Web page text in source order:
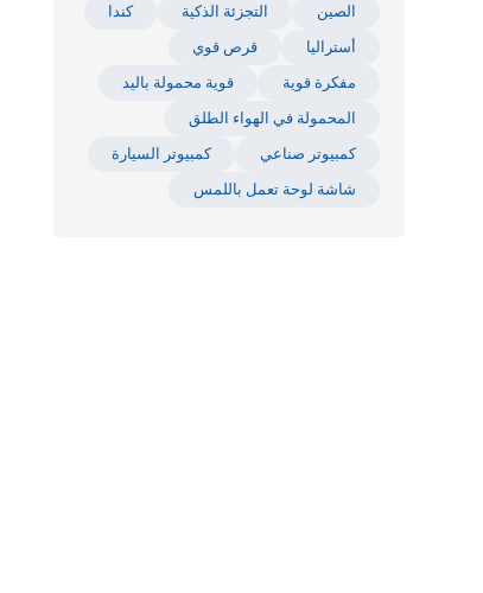
الصين التجزئة الذكية
كندا
أستراليا
قرص قوي
مفكرة قوية
قوية محمولة باليد
المحمولة في الهواء الطلق
كمبيوتر صناعي
كمبيوتر السيارة
شاشة لوحة تعمل باللمس